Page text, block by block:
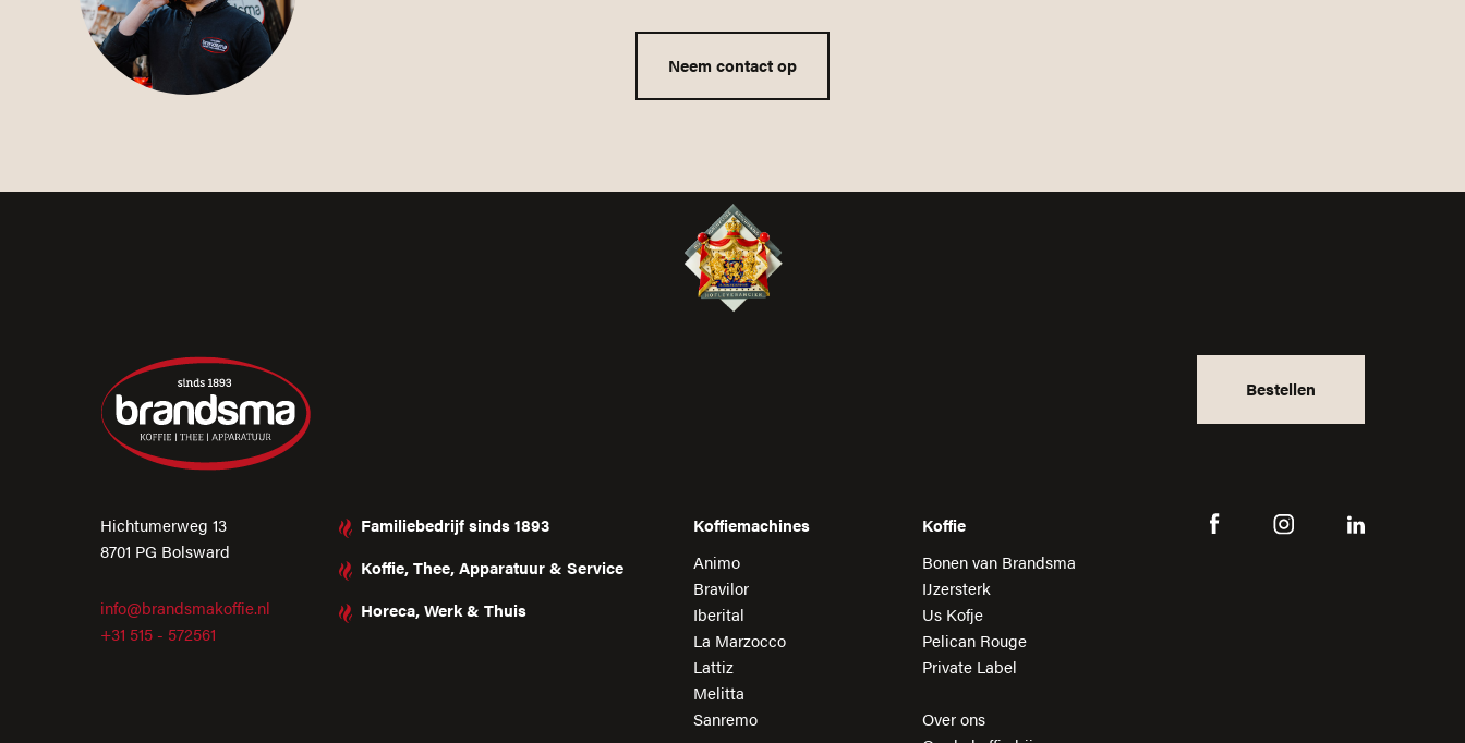
Neem contact op
Bestellen
Hichtumerweg 13
8701 PG Bolsward
info@brandsmakoffie.nl
+31 515 - 572561
Familiebedrijf sinds 1893
Koffie, Thee, Apparatuur & Service
Horeca, Werk & Thuis
Koffiemachines
Animo
Bravilor
Iberital
La Marzocco
Lattiz
Melitta
Sanremo
Koffie
Bonen van Brandsma
IJzersterk
Us Kofje
Pelican Rouge
Private Label
Over ons